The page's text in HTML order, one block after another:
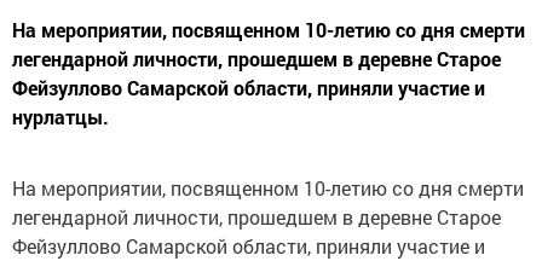
На мероприятии, посвященном 10-летию со дня смерти
легендарной личности, прошедшем в деревне Старое
Фейзуллово Самарской области, приняли участие и
нурлатцы.
На мероприятии, посвященном 10-летию со дня смерти
легендарной личности, прошедшем в деревне Старое
Фейзуллово Самарской области, приняли участие и